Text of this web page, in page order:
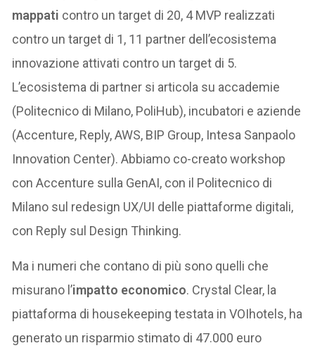
mappati contro un target di 20, 4 MVP realizzati
contro un target di 1, 11 partner dell’ecosistema
innovazione attivati contro un target di 5.
L’ecosistema di partner si articola su accademie
(Politecnico di Milano, PoliHub), incubatori e aziende
(Accenture, Reply, AWS, BIP Group, Intesa Sanpaolo
Innovation Center). Abbiamo co-creato workshop
con Accenture sulla GenAI, con il Politecnico di
Milano sul redesign UX/UI delle piattaforme digitali,
con Reply sul Design Thinking.
Ma i numeri che contano di più sono quelli che
misurano l’impatto economico. Crystal Clear, la
piattaforma di housekeeping testata in VOIhotels, ha
generato un risparmio stimato di 47.000 euro